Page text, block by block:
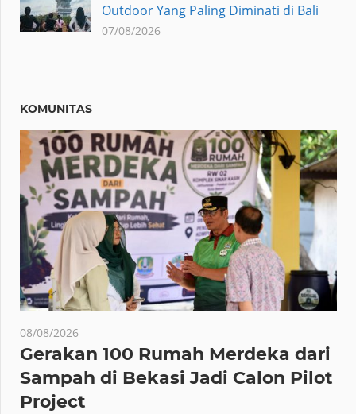
Outdoor Yang Paling Diminati di Bali
07/08/2026
KOMUNITAS
08/08/2026
Gerakan 100 Rumah Merdeka dari
Sampah di Bekasi Jadi Calon Pilot
Project